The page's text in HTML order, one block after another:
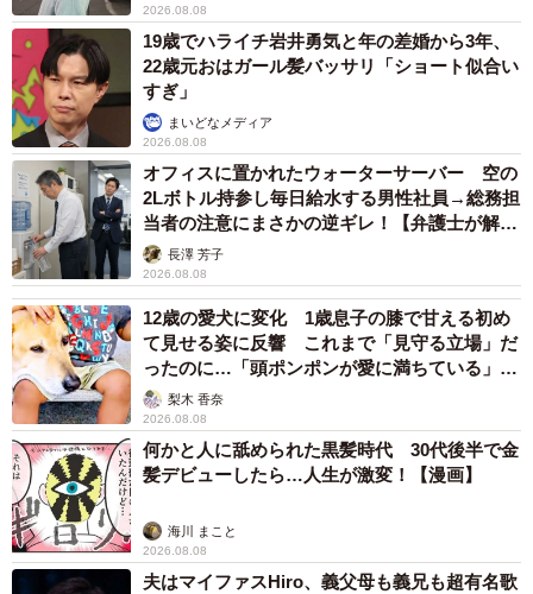
2026.08.08
19歳でハライチ岩井勇気と年の差婚から3年、
22歳元おはガール髪バッサリ「ショート似合い
すぎ」
まいどなメディア
2026.08.08
オフィスに置かれたウォーターサーバー 空の
2Lボトル持参し毎日給水する男性社員→総務担
当者の注意にまさかの逆ギレ！【弁護士が解
説】長澤 芳子
2026.08.08
12歳の愛犬に変化 1歳息子の膝で甘える初め
て見せる姿に反響 これまで「見守る立場」だ
ったのに…「頭ポンポンが愛に満ちている」
「尊…」
梨木 香奈
2026.08.08
何かと人に舐められた黒髪時代 30代後半で金
髪デビューしたら…人生が激変！【漫画】
海川 まこと
2026.08.08
夫はマイファスHiro、義父母も義兄も超有名歌